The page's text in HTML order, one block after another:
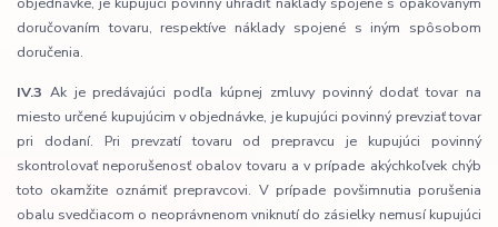
doručovaním tovaru, respektíve náklady spojené s iným spôsobom
doručenia.
IV.3 Ak je predávajúci podľa kúpnej zmluvy povinný dodať tovar na
miesto určené kupujúcim v objednávke, je kupujúci povinný prevziať tovar
pri dodaní. Pri prevzatí tovaru od prepravcu je kupujúci povinný
skontrolovať neporušenosť obalov tovaru a v prípade akýchkoľvek chýb
toto okamžite oznámiť prepravcovi. V prípade povšimnutia porušenia
obalu svedčiacom o neoprávnenom vniknutí do zásielky nemusí kupujúci